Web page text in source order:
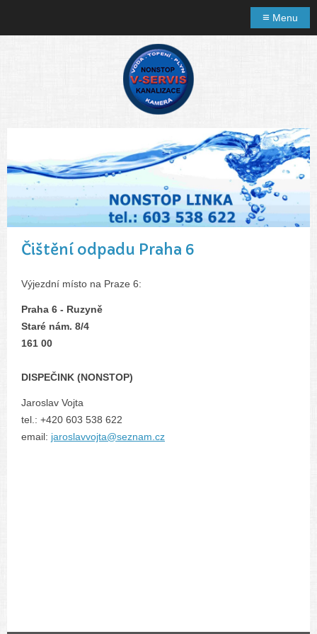
≡ Menu
Čištění odpadu Praha 6
Výjezdní místo na Praze 6:
Praha 6 - Ruzyně
Staré nám. 8/4
161 00
DISPEČINK (NONSTOP)
Jaroslav Vojta
tel.: +420 603 538 622
email: jaroslavvojta@seznam.cz